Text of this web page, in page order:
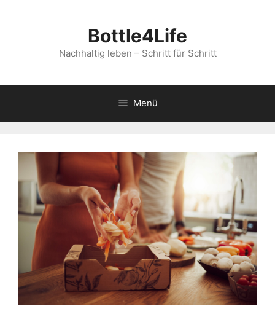
Bottle4Life
Nachhaltig leben – Schritt für Schritt
Menü